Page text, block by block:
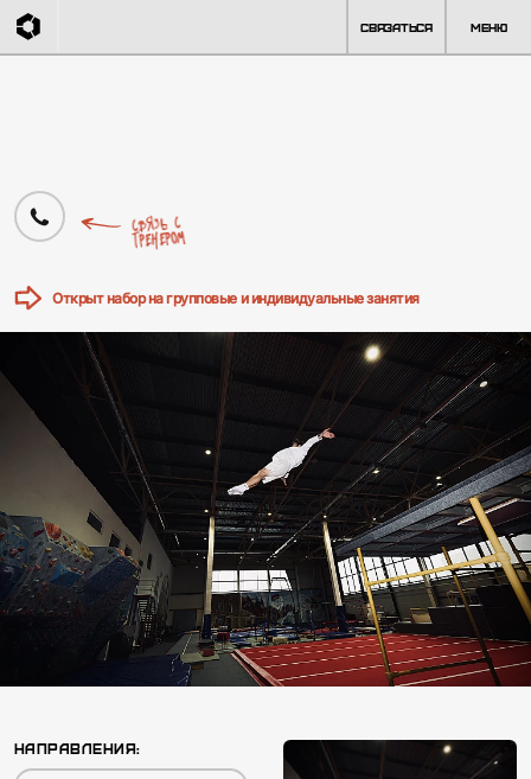
Связаться Меню
Связь с
тренером
Открыт набор на групповые и индивидуальные занятия
НАПРАВЛЕНИЯ: